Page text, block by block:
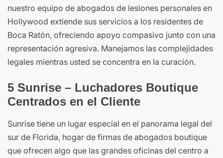
nuestro equipo de abogados de lesiones personales en
Hollywood extiende sus servicios a los residentes de
Boca Ratón, ofreciendo apoyo compasivo junto con una
representación agresiva. Manejamos las complejidades
legales mientras usted se concentra en la curación.
5 Sunrise – Luchadores Boutique
Centrados en el Cliente
Sunrise tiene un lugar especial en el panorama legal del
sur de Florida, hogar de firmas de abogados boutique
que ofrecen algo que las grandes oficinas del centro a